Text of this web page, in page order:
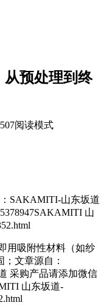
从预处理到终
507阅读模式
SAKAMITI-山东坂道
山
用吸附性材料（如纱
文章源自：
采购产品请添加微信
山东坂道-